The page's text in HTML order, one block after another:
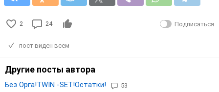
2 24 Подписаться
пост виден всем
Другие посты автора
Без Орга!TWIN -SET!Остатки! 53